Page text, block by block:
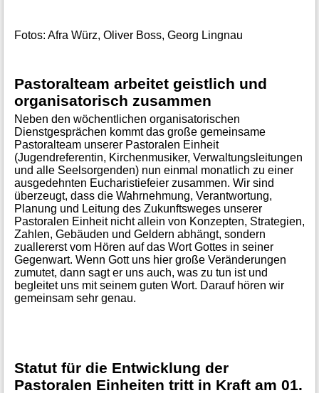
Fotos: Afra Würz, Oliver Boss, Georg Lingnau
Pastoralteam arbeitet geistlich und
organisatorisch zusammen
Neben den wöchentlichen organisatorischen
Dienstgesprächen kommt das große gemeinsame
Pastoralteam unserer Pastoralen Einheit
(Jugendreferentin, Kirchenmusiker, Verwaltungsleitungen
und alle Seelsorgenden) nun einmal monatlich zu einer
ausgedehnten Eucharistiefeier zusammen. Wir sind
überzeugt, dass die Wahrnehmung, Verantwortung,
Planung und Leitung des Zukunftsweges unserer
Pastoralen Einheit nicht allein von Konzepten, Strategien,
Zahlen, Gebäuden und Geldern abhängt, sondern
zuallererst vom Hören auf das Wort Gottes in seiner
Gegenwart. Wenn Gott uns hier große Veränderungen
zumutet, dann sagt er uns auch, was zu tun ist und
begleitet uns mit seinem guten Wort. Darauf hören wir
gemeinsam sehr genau.
Statut für die Entwicklung der
Pastoralen Einheiten tritt in Kraft am 01.